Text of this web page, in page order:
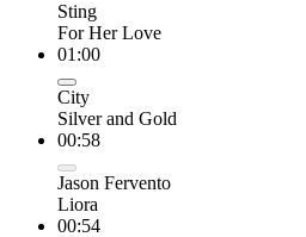
Sting
For Her Love
01:00
City
Silver and Gold
00:58
Jason Fervento
Liora
00:54